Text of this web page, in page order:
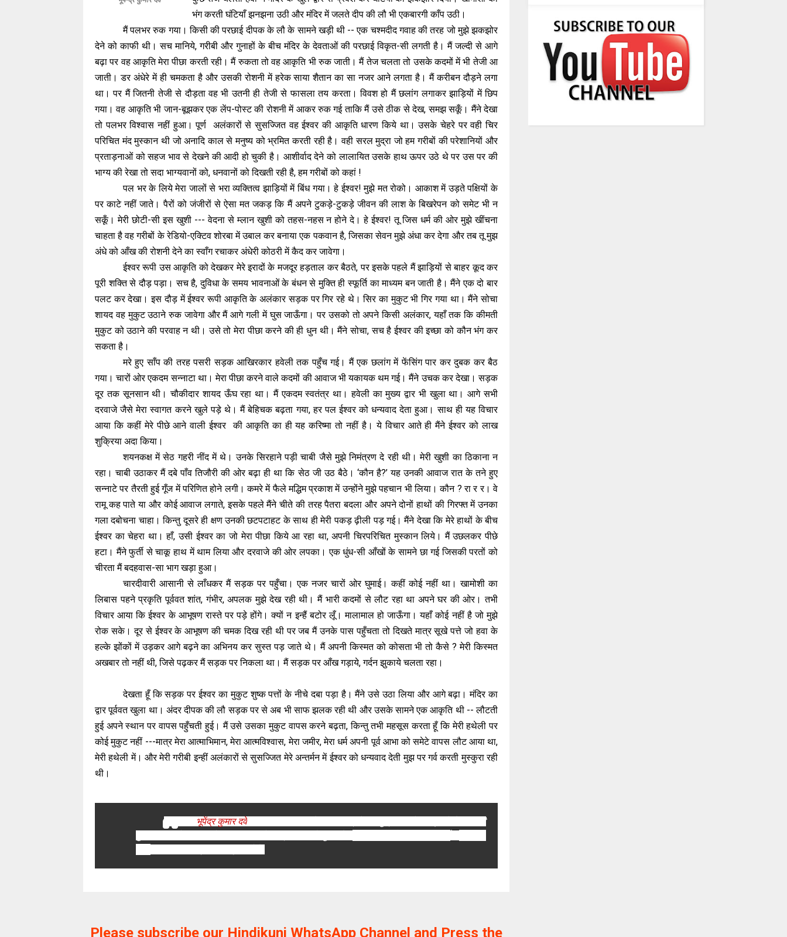
भंग करती घंटियाँ झनझना उठी और मंदिर में जलते दीप की लौ भी एकबारगी काँप उठी।
मैं पलभर रुक गया। किसी की परछाई दीपक के लौ के सामने खड़ी थी -- एक चश्मदीद गवाह की तरह जो मुझे झकझोर
देने को काफी थी। सच मानिये, गरीबी और गुनाहों के बीच मंदिर के देवताओं की परछाई विकृत-सी लगती है। मैं जल्दी से आगे
बढ़ा पर वह आकृति मेरा पीछा करती रही। मैं रुकता तो वह आकृति भी रुक जाती। मैं तेज चलता तो उसके कदमों में भी तेजी आ
जाती। डर अंधेरे में ही चमकता है और उसकी रोशनी में हरेक साया शैतान का सा नजर आने लगता है। मैं करीबन दौड़ने लगा
था। पर मैं जितनी तेजी से दौड़ता वह भी उतनी ही तेजी से फासला तय करता। विवश हो मैं छलांग लगाकर झाड़ियों में छिप
गया। वह आकृति भी जान-बूझकर एक लेंप-पोस्ट की रोशनी में आकर रुक गई ताकि मैं उसे ठीक से देख, समझ सकूँ। मैंने देखा
तो पलभर विश्वास नहीं हुआ। पूर्ण अलंकारों से सुसज्जित वह ईश्वर की आकृति धारण किये था। उसके चेहरे पर वही चिर
परिचित मंद मुस्कान थी जो अनादि काल से मनुष्य को भ्रमित करती रही है। वही सरल मुद्रा जो हम गरीबों की परेशानियों और
प्रताड़नाओं को सहज भाव से देखने की आदी हो चुकी है। आशीर्वाद देने को लालायित उसके हाथ ऊपर उठे थे पर उस पर की
भाग्य की रेखा तो सदा भाग्यवानों को, धनवानों को दिखती रही है, हम गरीबों को कहां !
पल भर के लिये मेरा जालों से भरा व्यक्तित्व झाड़ियों में बिंध गया। हे ईश्वर! मुझे मत रोको। आकाश में उड़ते पक्षियों के
पर काटे नहीं जाते। पैरों को जंजीरों से ऐसा मत जकड़ कि मैं अपने टुकड़े-टुकड़े जीवन की लाश के बिखरेपन को समेट भी न
सकूँ। मेरी छोटी-सी इस खुशी --- वेदना से म्लान खुशी को तहस-नहस न होने दे। हे ईश्वर! तू जिस धर्म की ओर मुझे खींचना
चाहता है वह गरीबों के रेडियो-एक्टिव शोरबा में उबाल कर बनाया एक पकवान है, जिसका सेवन मुझे अंधा कर देगा और तब तू मुझ
अंधे को आँख की रोशनी देने का स्वाँग रचाकर अंधेरी कोठरी में कैद कर जावेगा।
ईश्वर रूपी उस आकृति को देखकर मेरे इरादों के मजदूर हड़ताल कर बैठते, पर इसके पहले मैं झाड़ियों से बाहर कूद कर
पूरी शक्ति से दौड़ पड़ा। सच है, दुविधा के समय भावनाओं के बंधन से मुक्ति ही स्फूर्ति का माध्यम बन जाती है। मैंने एक दो बार
पलट कर देखा। इस दौड़ में ईश्वर रूपी आकृति के अलंकार सड़क पर गिर रहे थे। सिर का मुकुट भी गिर गया था। मैंने सोचा
शायद वह मुकुट उठाने रुक जावेगा और मैं आगे गली में घुस जाऊँगा। पर उसको तो अपने किसी अलंकार, यहाँ तक कि कीमती
मुकुट को उठाने की परवाह न थी। उसे तो मेरा पीछा करने की ही धुन थी। मैंने सोचा, सच है ईश्वर की इच्छा को कौन भंग कर
सकता है।
मरे हुए साँप की तरह पसरी सड़क आखिरकार हवेली तक पहुँच गई। मैं एक छलांग में फेंसिंग पार कर दुबक कर बैठ
गया। चारों ओर एकदम सन्नाटा था। मेरा पीछा करने वाले कदमों की आवाज भी यकायक थम गई। मैंने उचक कर देखा। सड़क
दूर तक सूनसान थी। चौकीदार शायद ऊँघ रहा था। मैं एकदम स्वतंत्र था। हवेली का मुख्य द्वार भी खुला था। आगे सभी
दरवाजे जैसे मेरा स्वागत करने खुले पड़े थे। मैं बेहिचक बढ़ता गया, हर पल ईश्वर को धन्यवाद देता हुआ। साथ ही यह विचार
आया कि कहीं मेरे पीछे आने वाली ईश्वर की आकृति का ही यह करिष्मा तो नहीं है। ये विचार आते ही मैंने ईश्वर को लाख
शुक्रिया अदा किया।
शयनकक्ष में सेठ गहरी नींद में थे। उनके सिरहाने पड़ी चाबी जैसे मुझे निमंत्रण दे रही थी। मेरी खुशी का ठिकाना न
रहा। चाबी उठाकर मैं दबे पाँव तिजौरी की ओर बढ़ा ही था कि सेठ जी उठ बैठे। ‘कौन है?’ यह उनकी आवाज रात के तने हुए
सन्नाटे पर तैरती हुई गूँज में परिणित होने लगी। कमरे में फैले मद्धिम प्रकाश में उन्होंने मुझे पहचान भी लिया। कौन ? रा र र। वे
रामू कह पाते या और कोई आवाज लगाते, इसके पहले मैंने चीते की तरह पैतरा बदला और अपने दोनों हाथों की गिरफ्त में उनका
गला दबोचना चाहा। किन्तु दूसरे ही क्षण उनकी छटपटाहट के साथ ही मेरी पकड़ ढ़ीली पड़ गई। मैंने देखा कि मेरे हाथों के बीच
ईश्वर का चेहरा था। हाँ, उसी ईश्वर का जो मेरा पीछा किये आ रहा था, अपनी चिरपरिचित मुस्कान लिये। मैं उछलकर पीछे
हटा। मैंने फुर्ती से चाकू हाथ में थाम लिया और दरवाजे की ओर लपका। एक धुंध-सी आँखों के सामने छा गई जिसकी परतों को
चीरता मैं बदहवास-सा भाग खड़ा हुआ।
चारदीवारी आसानी से लाँधकर मैं सड़क पर पहुँचा। एक नजर चारों ओर घुमाई। कहीं कोई नहीं था। खामोशी का
लिबास पहने प्रकृति पूर्ववत शांत, गंभीर, अपलक मुझे देख रही थी। मैं भारी कदमों से लौट रहा था अपने घर की ओर। तभी
विचार आया कि ईश्वर के आभूषण रास्ते पर पड़े होंगे। क्यों न इन्हैं बटोर लूँ। मालामाल हो जाऊँगा। यहाँ कोई नहीं है जो मुझे
रोक सके। दूर से ईश्वर के आभूषण की चमक दिख रही थी पर जब मैं उनके पास पहुँचता तो दिखते मात्र सूखे पत्ते जो हवा के
हल्के झोंकों में उड़कर आगे बढ़ने का अभिनय कर सुस्त पड़ जाते थे। मैं अपनी किस्मत को कोसता भी तो कैसे ? मेरी किस्मत
अखबार तो नहीं थी, जिसे पढ़कर मैं सड़क पर निकला था। मैं सड़क पर आँख गड़ाये, गर्दन झुकाये चलता रहा।
देखता हूँ कि सड़क पर ईश्वर का मुकुट शुष्क पत्तों के नीचे दबा पड़ा है। मैंने उसे उठा लिया और आगे बढ़ा। मंदिर का
द्वार पूर्ववत खुला था। अंदर दीपक की लौ सड़क पर से अब भी साफ झलक रही थी और उसके सामने एक आकृति थी -- लौटती
हुई अपने स्थान पर वापस पहुँचती हुई। मैं उसे उसका मुकुट वापस करने बढ़ता, किन्तु तभी महसूस करता हूँ कि मेरी हथेली पर
कोई मुकुट नहीं ---मात्र मेरा आत्माभिमान, मेरा आत्मविश्वास, मेरा जमीर, मेरा धर्म अपनी पूर्व आभा को समेटे वापस लौट आया था,
मेरी हथेली में। और मेरी गरीबी इन्हीं अलंकारों से सुसज्जित मेरे अन्तर्मन में ईश्वर को धन्यवाद देती मुझ पर गर्व करती मुस्कुरा रही
थी।
भूपेंद्र कुमार दवे
Please subscribe our Hindikunj WhatsApp Channel and Press the